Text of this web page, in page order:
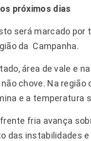
próximos dias
será marcado
da Campanha.
área de vale e
chove. Na
e a temperatura
fria avança
das instabilidades